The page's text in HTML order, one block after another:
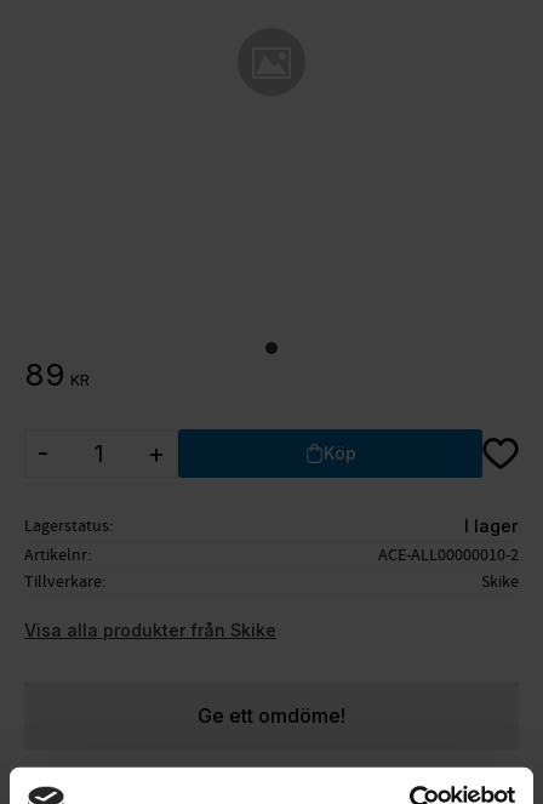
89 KR
+
- Köp Lägg
Lagerstatus I lager
Artikelnr
ACE-ALL00000010-2
Tillverkare
Skike
Visa alla produkter från Skike
Ge ett omdöme!